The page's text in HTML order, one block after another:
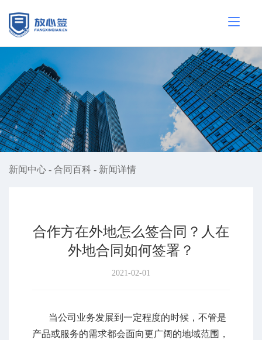
新闻中心 - 合同百科 - 新闻详情
合作方在外地怎么签合同？人在
外地合同如何签署？
2021-02-01
当公司业务发展到一定程度的时候，不管是
产品或服务的需求都会面向更广阔的地域范围，